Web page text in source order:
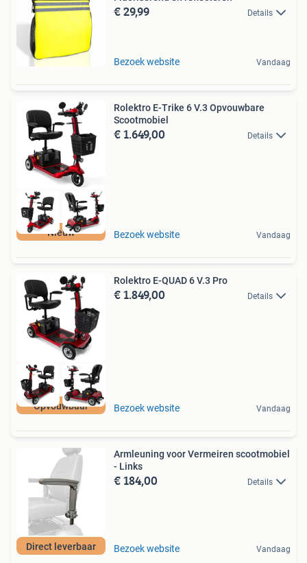
€ 29,99 Details
Bezoek website Vandaag
Nieuw
Rolektro E-Trike 6 V.3 Opvouwbare
Scootmobiel
€ 1.649,00 Details
Bezoek website Vandaag
Opvouwbaar
Rolektro E-QUAD 6 V.3 Pro
€ 1.849,00 Details
Bezoek website Vandaag
Direct leverbaar
Armleuning voor Vermeiren scootmobiel
- Links
€ 184,00 Details
Bezoek website Vandaag